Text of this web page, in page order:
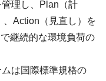
理し、Plan（計
Action（見直し）を
継続的な環境負荷の
は国際標準規格の